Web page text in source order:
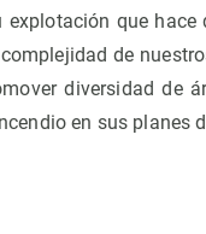
que hace
de
diversidad de
en sus planes